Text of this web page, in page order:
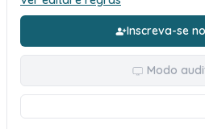
Inscreva-se
Modo